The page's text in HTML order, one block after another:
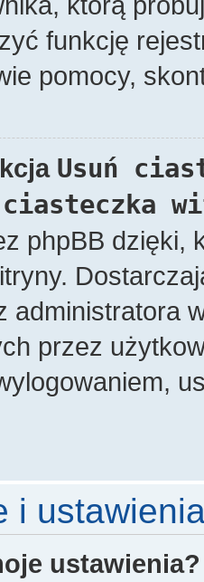
funkcję
pomocy,
Usuń
ciasteczka
phpBB dzięki,
administratora
przez
i
ustawienia?